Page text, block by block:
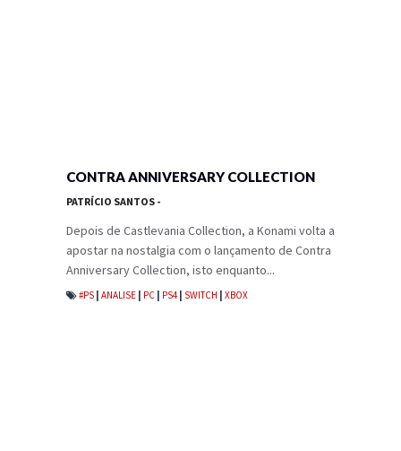
CONTRA ANNIVERSARY COLLECTION
PATRÍCIO SANTOS -
Depois de Castlevania Collection, a Konami volta a
apostar na nostalgia com o lançamento de Contra
Anniversary Collection, isto enquanto...
#PS ANALISE PC PS4 SWITCH XBOX